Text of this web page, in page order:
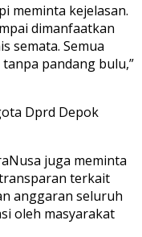
meminta kejelasan.
dimanfaatkan
semata. Semua
pandang bulu,”
Dprd Depok
juga meminta
terkait
anggaran seluruh
oleh masyarakat